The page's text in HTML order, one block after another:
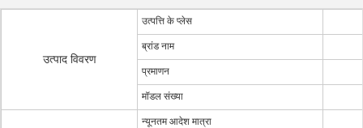
उत्पाद विवरण
उत्पत्ति के प्लेस
ब्रांड नाम
प्रमाणन
मॉडल संख्या
न्यूनतम आदेश मात्रा